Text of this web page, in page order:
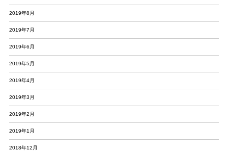
2019年8月
2019年7月
2019年6月
2019年5月
2019年4月
2019年3月
2019年2月
2019年1月
2018年12月